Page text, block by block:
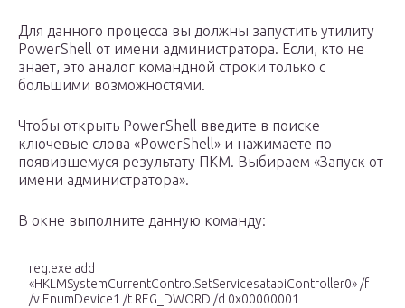
Для данного процесса вы должны запустить утилиту
PowerShell от имени администратора. Если, кто не
знает, это аналог командной строки только с
большими возможностями.
Чтобы открыть PowerShell введите в поиске
ключевые слова «PowerShell» и нажимаете по
появившемуся результату ПКМ. Выбираем «Запуск от
имени администратора».
В окне выполните данную команду:
reg.exe add
«HKLMSystemCurrentControlSetServicesatapiController0» /f
/v EnumDevice1 /t REG_DWORD /d 0x00000001